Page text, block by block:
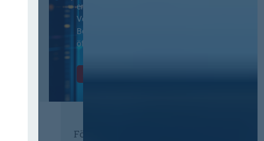
ergänzenden
Vertragsbedingungen von IT-
Beschaffung in der
öffentlichen Verwaltung
Förderer